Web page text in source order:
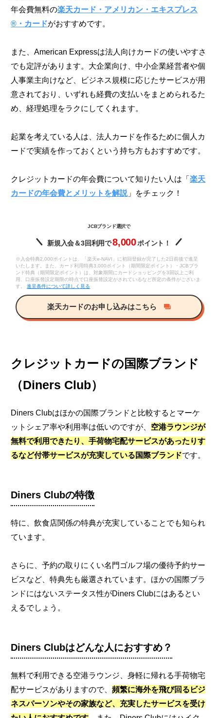
年会費無料の楽天カード・アメリカン・エキスプレス
®・カードがおすすめです。
また、American Expressは法人向けカードの使いやすさ
でも定評があります。大企業向け、中小企業経営者や個
人事業主向けなど、ビジネス規模に応じたサービスが用
意されており、いずれも経費の支払いをまとめられるた
め、経理処理をラクにしてくれます。
起業を考えている人は、法人カードを作るために個人カ
ードで実績を作っておくという持ち方もおすすめです。
クレジットカードの年会費について知りたい人は「楽天
カードの年会費とメリットを解説」をチェック！
JCBブランド選択で
新規入会＆3回利用で8,000ポイント！
※入会特典2,000ポイントは、「楽天e-NAVI」に初回登録が完了した2日前後で進呈
いたします。また、カード利用特典3,000ポイント（期間限定ポイント）・JCBブラ
ンド特典（期間限定ポイント）は、対象期間にカードショッピングを3回以上ご利
用、口座振替設定期限の時点で口座振替設定がされているなど所定の条件がございま
す。進呈条件について詳しく見る
楽天カードのお申し込みはこちら
クレジットカードの国際ブランド
（Diners Club）
Diners Clubはほかの国際ブランドと比較するとマーケ
ットシェア率や利用率は低いのですが、 空港ラウンジが
無料で利用できたり、手荷物宅配サービスがあったりす
るなど付帯サービスが充実している国際ブランドです。
Diners Clubの特徴
特に、飲食店関係の特典が充実していることでも知られ
ています。
さらに、予約の取りにくい名門ゴルフ場の優待予約サー
ビスなど、特典先も厳選されています。ほかの国際ブラ
ンドにはないステータス性がDiners Clubにはあるとい
えるでしょう。
Diners Clubはどんな人におすすめ？
無料で利用できる空港ラウンジ、身軽に帰れる手荷物宅
配サービスがありますので、頻繁に海外を飛び回るビジ
ネスパーソンやその家族など、充実したサービスを受け